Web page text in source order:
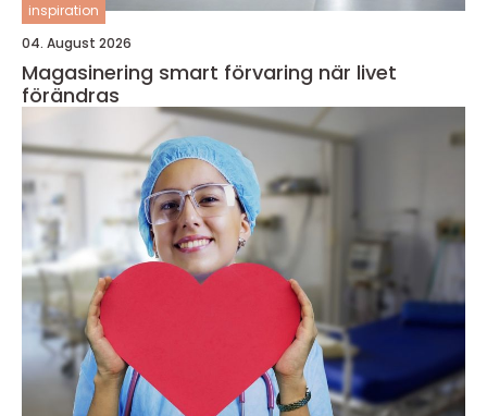
inspiration
04. August 2026
Magasinering smart förvaring när livet
förändras